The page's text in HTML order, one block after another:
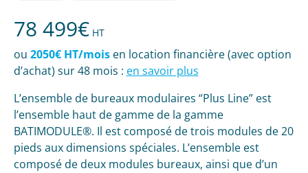
78 499€ HT
ou 2050€ HT/moisen location financière (avec option
d’achat) sur 48 mois : en savoir plus
L’ensemble de bureaux modulaires “Plus Line” est
l’ensemble haut de gamme de la gamme
BATIMODULE®. Il est composé de trois modules de 20
pieds aux dimensions spéciales. L’ensemble est
composé de deux modules bureaux, ainsi que d’un